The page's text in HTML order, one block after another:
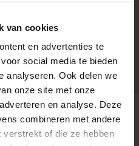
van cookies
en advertenties te
social media te bieden
analyseren. Ook delen we
onze site met onze
en analyse. Deze
combineren met andere
verstrekt of die ze hebben
met duidelijke
en andere beestjes te
kleurrijke insectenstickers
en de
25208
producten